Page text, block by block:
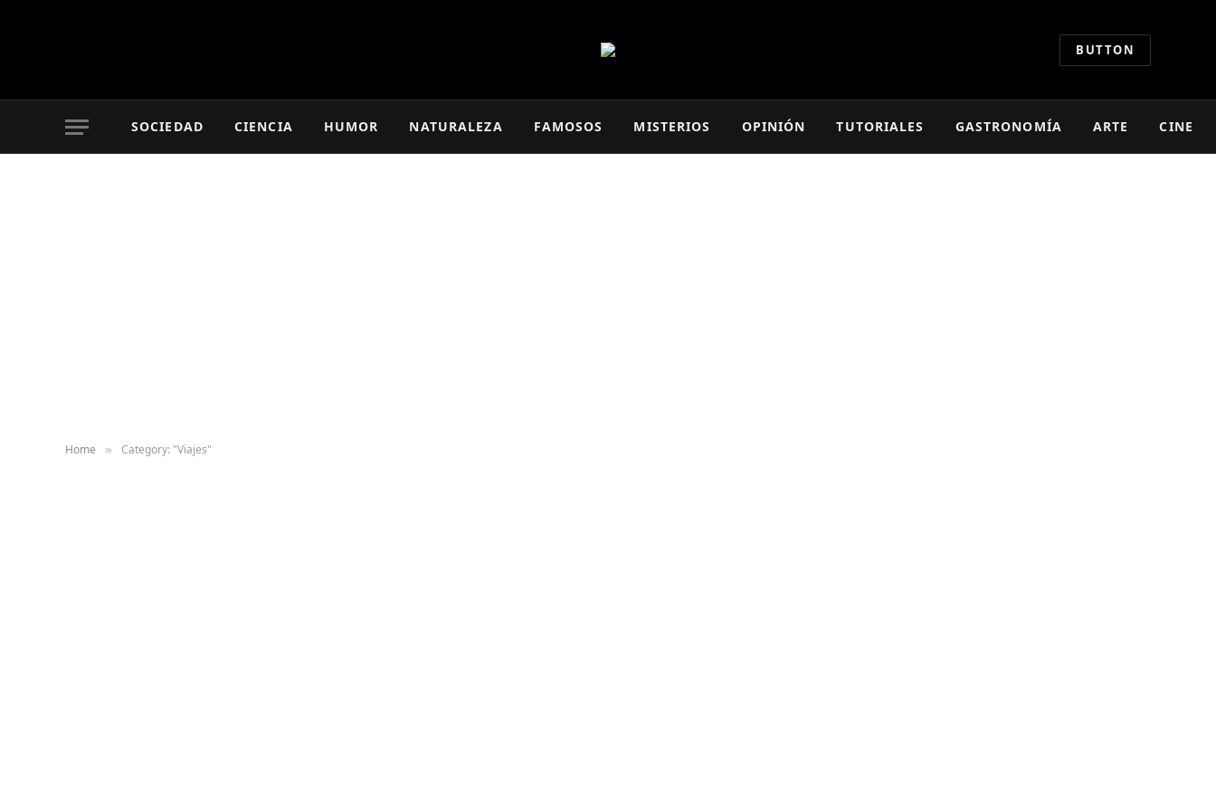
BUTTON
SOCIEDAD CIENCIA HUMOR NATURALEZA FAMOSOS MISTERIOS OPINIÓN TUTORIALES GASTRONOMÍA ARTE CINE
Home » Category: "Viajes"